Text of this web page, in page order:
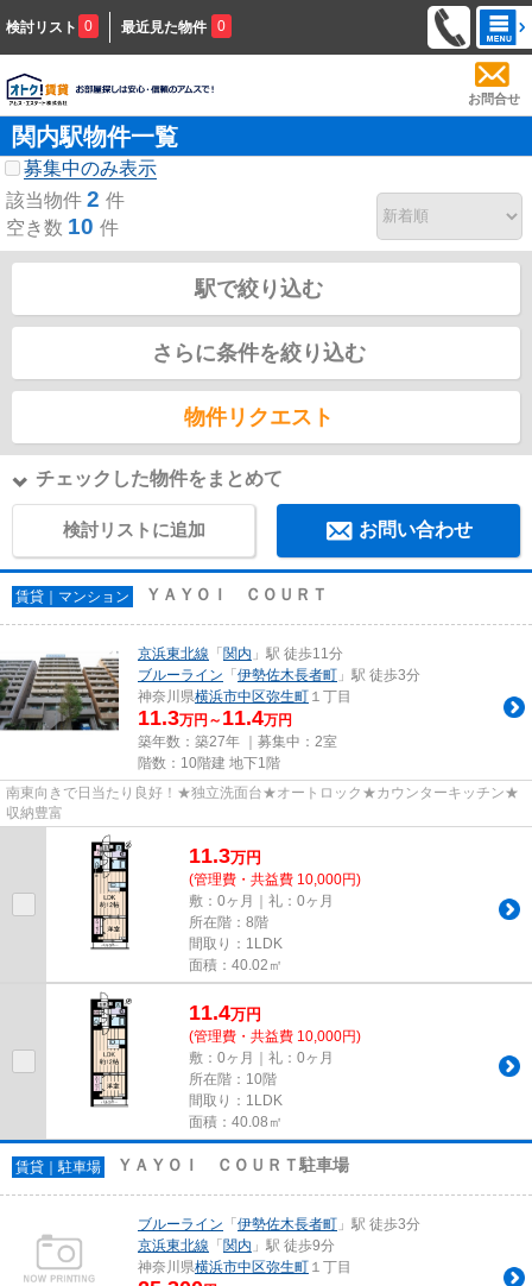
検討リスト 0 最近見た物件 0
お問合せ
関内駅物件一覧
募集中のみ表示
該当物件 2 件
空き数 10 件
駅で絞り込む
さらに条件を絞り込む
物件リクエスト
チェックした物件をまとめて
検討リストに追加 お問い合わせ
賃貸｜マンション ＹＡＹＯＩ ＣＯＵＲＴ
京浜東北線 「 関内 」駅 徒歩11分
ブルーライン 「 伊勢佐木長者町 」駅 徒歩3分
神奈川県横浜市中区弥生町 １丁目
11.3万円～ 11.4万円
築年数：築27年 ｜募集中： 2室
階数：10階建 地下1階
南東向きで日当たり良好！★独立洗面台★オートロック★カウンターキッチン★
収納豊富
11.3万円
(管理費・共益費 10,000円)
敷：0ヶ月｜礼：0ヶ月
所在階：8階
間取り：1LDK
面積：40.02㎡
11.4万円
(管理費・共益費 10,000円)
敷：0ヶ月｜礼：0ヶ月
所在階：10階
間取り：1LDK
面積：40.08㎡
賃貸｜駐車場 ＹＡＹＯＩ ＣＯＵＲＴ駐車場
ブルーライン 「 伊勢佐木長者町 」駅 徒歩3分
京浜東北線 「 関内 」駅 徒歩9分
神奈川県横浜市中区弥生町 １丁目